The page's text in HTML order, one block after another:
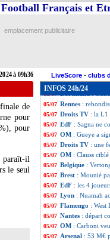
à 09h36
Français et
emplacement publicitaire
LiveScore - clubs
de
pour
pour
paraît-il
le seul
INFOS 24h/24
05/07 ASSE:
05/07 ASSE: les Verts
05/07 EURO
05/07 Argentine: TAB,
05/07 Galatasaray:
:
05/07 Rennes :
05/07 Droits TV : la L1
05/07 EdF : Sagna ne
05/07 OM : Gueye a
05/07 Droits TV : une
05/07 OM : Clauss
05/07 Belgique :
05/07 Brest : Mounié
05/07 EdF : les 4
05/07 Lyon : Nuamah
05/07 Flamengo : West
05/07 Nantes : départ
05/07 OM : Carboni
05/07 Arsenal : 53 M€